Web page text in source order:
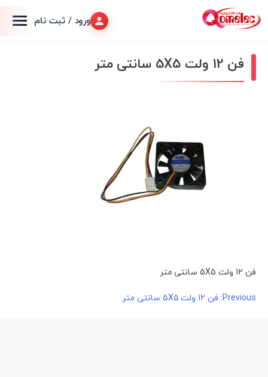
ورود / ثبت نام
فن 12 ولت 5X5 سانتی متر
فن 12 ولت 5X5 سانتی متر
راهبری
Previous: فن 12 ولت 5X5 سانتی متر